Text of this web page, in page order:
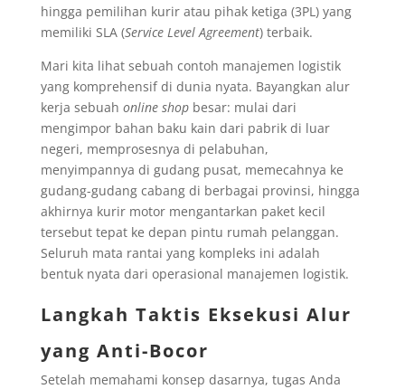
hingga pemilihan kurir atau pihak ketiga (3PL) yang
memiliki SLA (Service Level Agreement) terbaik.
Mari kita lihat sebuah contoh manajemen logistik
yang komprehensif di dunia nyata. Bayangkan alur
kerja sebuah online shopbesar: mulai dari
mengimpor bahan baku kain dari pabrik di luar
negeri, memprosesnya di pelabuhan,
menyimpannya di gudang pusat, memecahnya ke
gudang-gudang cabang di berbagai provinsi, hingga
akhirnya kurir motor mengantarkan paket kecil
tersebut tepat ke depan pintu rumah pelanggan.
Seluruh mata rantai yang kompleks ini adalah
bentuk nyata dari operasional manajemen logistik.
Langkah Taktis Eksekusi Alur
yang Anti-Bocor
Setelah memahami konsep dasarnya, tugas Anda